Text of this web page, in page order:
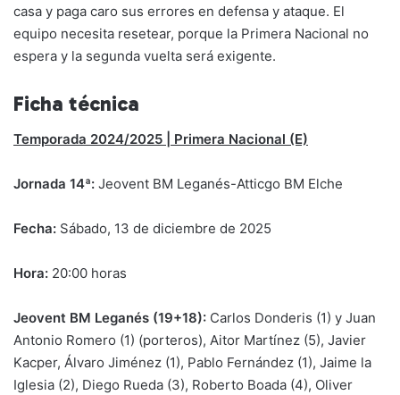
casa y paga caro sus errores en defensa y ataque. El
equipo necesita resetear, porque la Primera Nacional no
espera y la segunda vuelta será exigente.
Ficha técnica
Temporada 2024/2025 | Primera Nacional (E)
Jornada 14ª: Jeovent BM Leganés-Atticgo BM Elche
Fecha: Sábado, 13 de diciembre de 2025
Hora: 20:00 horas
Jeovent BM Leganés (19+18): Carlos Donderis (1) y Juan
Antonio Romero (1) (porteros), Aitor Martínez (5), Javier
Kacper, Álvaro Jiménez (1), Pablo Fernández (1), Jaime la
Iglesia (2), Diego Rueda (3), Roberto Boada (4), Oliver